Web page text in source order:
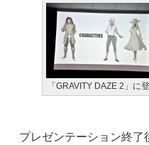
「GRAVITY DAZE 2」に
プレゼンテーション終了